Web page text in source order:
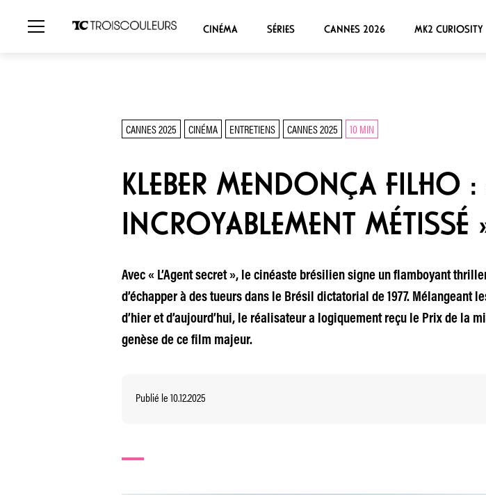
CINÉMA SÉRIES CANNES 2026 MK2 CURIOSITY
CANNES 2025 CINÉMA ENTRETIENS CANNES 2025 10 MIN
KLEBER MENDONÇA FILHO :
INCROYABLEMENT MÉTISSÉ
Avec « L’Agent secret », le cinéaste brésilien signe un flamboyant
d’échapper à des tueurs dans le Brésil dictatorial de 1977.
d’hier et d’aujourd’hui, le réalisateur a logiquement reçu le Prix de la
genèse de ce film majeur.
Publié le 10.12.2025